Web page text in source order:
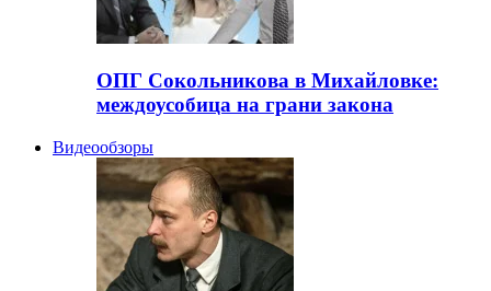
ОПГ Сокольникова в Михайловке:
междоусобица на грани закона
Видеообзоры